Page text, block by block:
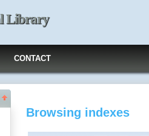
Library
CONTACT
Browsing indexes